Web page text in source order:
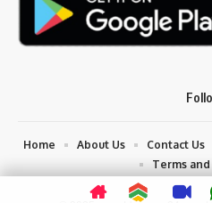
Home About Us Contact Us
Terms